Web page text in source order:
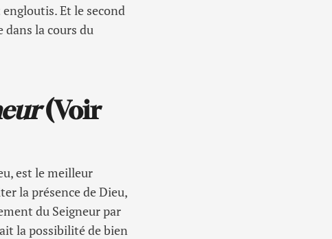
Et le second
dans la cours du
(Voir
est le meilleur
la présence de Dieu,
du Seigneur par
la possibilité de bien